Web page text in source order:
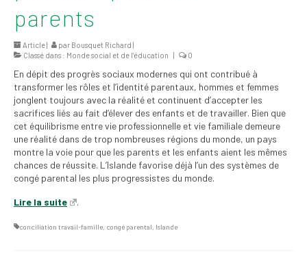
syndicaux et
Statuts et
règlements
Politiques
Outils de visibilité
parents
Article | par Bousquet Richard |
Classé dans : Monde social et de l’éducation | 0
En dépit des progrès sociaux modernes qui ont contribué à
transformer les rôles et l’identité parentaux, hommes et femmes
jonglent toujours avec la réalité et continuent d’accepter les
sacrifices liés au fait d’élever des enfants et de travailler. Bien que
cet équilibrisme entre vie professionnelle et vie familiale demeure
une réalité dans de trop nombreuses régions du monde, un pays
montre la voie pour que les parents et les enfants aient les mêmes
chances de réussite. L’Islande favorise déjà l’un des systèmes de
congé parental les plus progressistes du monde.
Lire la suite .
conciliation travail-famille, congé parental, Islande